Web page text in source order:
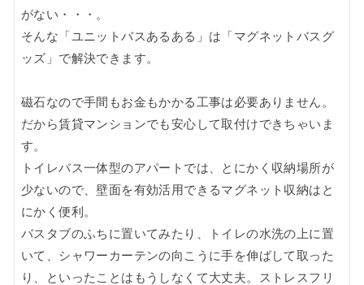
がない・・・。
そんな「ユニットバスあるある」は「マグネットバスグ
ッズ」で解決できます。
磁石なので手間もお金もかかる工事は必要ありません。
だから賃貸マンションでも安心して取付けできちゃいま
す。
トイレバス一体型のアパートでは、とにかく収納場所が
少ないので、壁面を有効活用できるマグネット収納はと
にかく便利。
バスタブのふちに置いてみたり、トイレの水洗の上に置
いて、シャワーカーテンの向こうに手を伸ばして取った
り、といったことはもうしなくて大丈夫。ストレスフリ